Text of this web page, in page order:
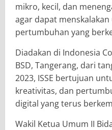
mikro, kecil, dan
agar dapat
pertumbuhan yang
Diadakan di Indonesia
BSD, Tangerang, dari
2023, ISSE bertujuan
kreativitas, dan
digital yang terus
Wakil Ketua Umum II